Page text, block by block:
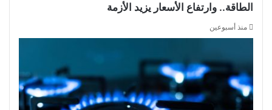
الطاقة.. وارتفاع الأسعار يزيد الأزمة
منذ أسبوعين